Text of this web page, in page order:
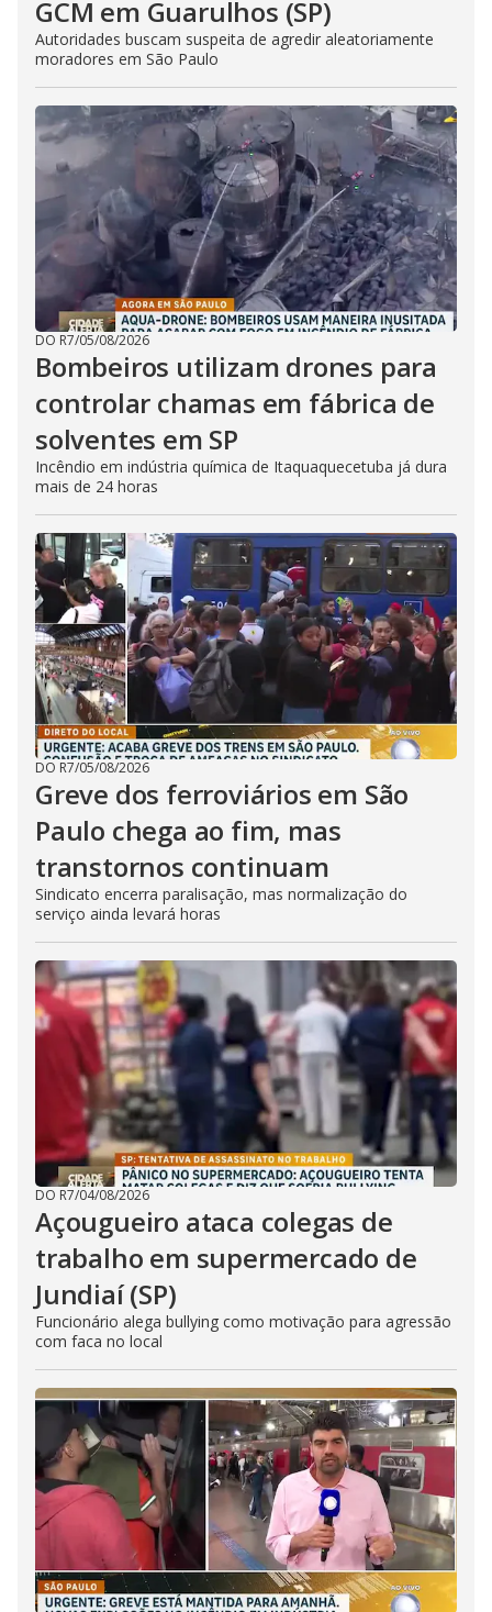
GCM em Guarulhos (SP)
Autoridades buscam suspeita de agredir aleatoriamente
moradores em São Paulo
DO R7/05/08/2026
Bombeiros utilizam drones para
controlar chamas em fábrica de
solventes em SP
Incêndio em indústria química de Itaquaquecetuba já dura
mais de 24 horas
DO R7/05/08/2026
Greve dos ferroviários em São
Paulo chega ao fim, mas
transtornos continuam
Sindicato encerra paralisação, mas normalização do
serviço ainda levará horas
DO R7/04/08/2026
Açougueiro ataca colegas de
trabalho em supermercado de
Jundiaí (SP)
Funcionário alega bullying como motivação para agressão
com faca no local